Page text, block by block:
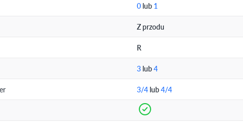
0 lub 1
Z przodu
R
3 lub4
3/4 lub4/4